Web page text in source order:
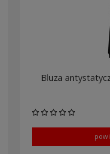
Bluza